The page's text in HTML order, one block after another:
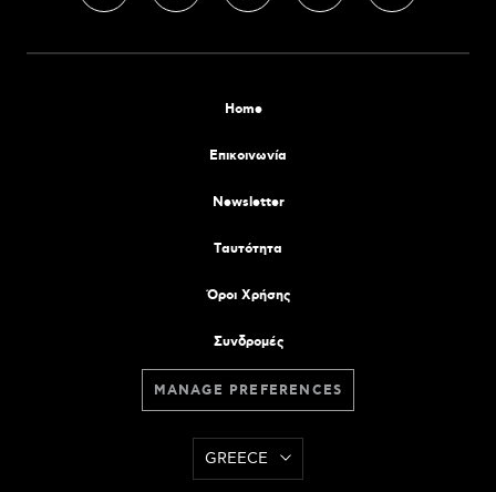
Home
Επικοινωνία
Newsletter
Tαυτότητα
Όροι Χρήσης
Συνδρομές
MANAGE PREFERENCES
GREECE